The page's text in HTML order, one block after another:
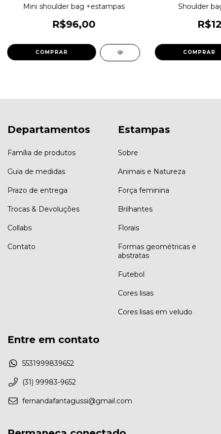
Mini shoulder bag +estampas
R$96,00
COMPRAR
Shoulder
COMPRAR
Departamentos
Família de produtos
Guia de medidas
Prazo de entrega
Trocas & Devoluções
Collabs
Contato
Estampas
Sobre
Animais e Natureza
Força feminina
Brilhantes
Florais
Formas geométricas e
abstratas
Futebol
Cores lisas
Cores lisas em veludo
Entre em contato
5531999839652
(31) 99983-9652
fernandafantagussi@gmail.com